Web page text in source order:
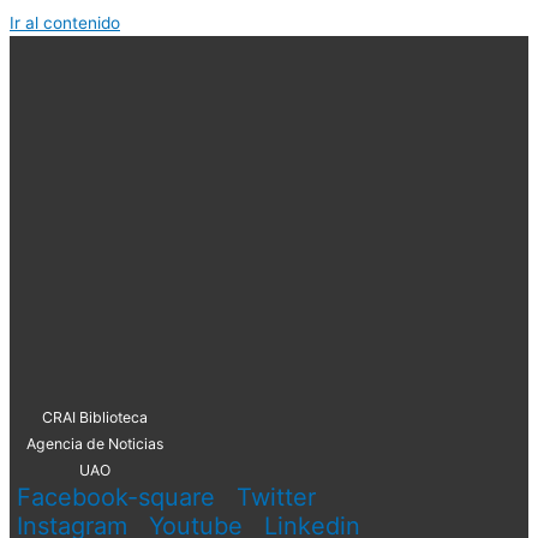
Ir al contenido
CRAI Biblioteca
Agencia de Noticias
UAO
Facebook-square
Twitter
Instagram
Youtube
Linkedin